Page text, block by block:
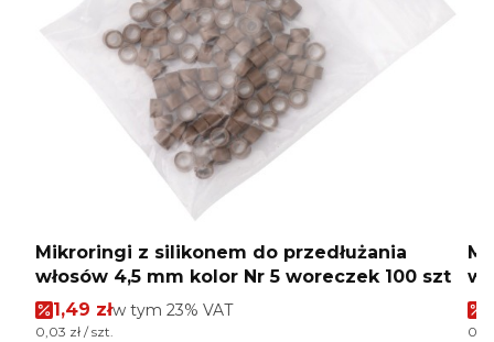
Mikroringi z silikonem do przedłużania
włosów 4,5 mm kolor Nr 5 woreczek 100 szt
Cena promocyjna brutto
1,49 złw tym %s VAT
w tym 23% VAT
Cena jednostkowa brutto
0,03 zł / szt.